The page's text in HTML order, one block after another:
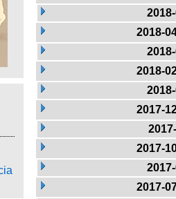
2018-
2018-
2017-
2017-
2017-